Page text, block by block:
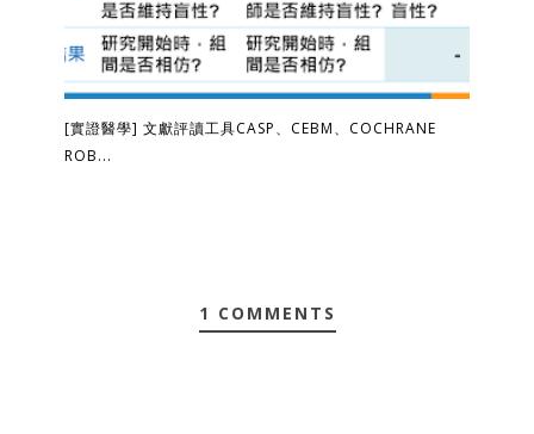
[實證醫學] 文獻評讀工具CASP、CEBM、COCHRANE
ROB...
1 COMMENTS